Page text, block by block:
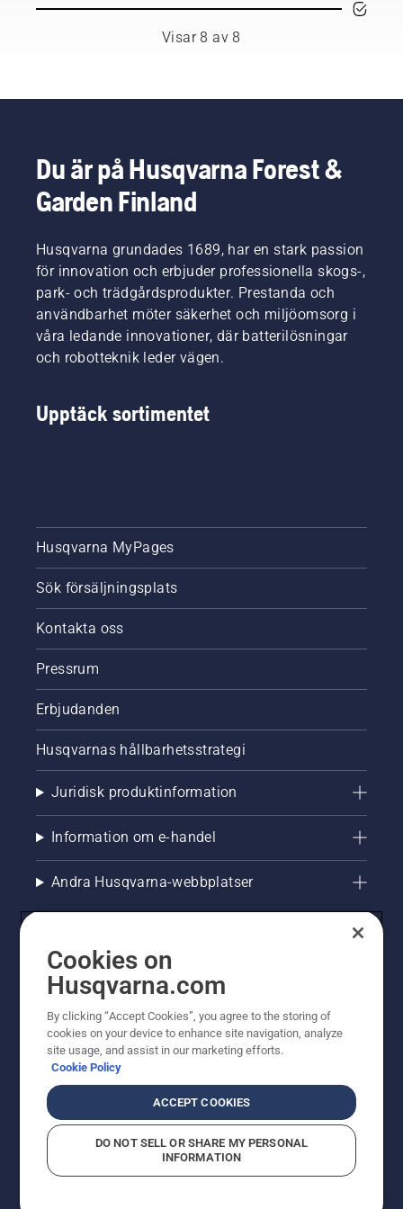
otroligt
krav på
föreskrifter
dig
förbättrar
utrustningen
på den
listan din
säkerhet
vid
arbete
med
motorsågar.
samtidigt
som det
ska du
beskära?
och vilka
verktyg
kan du
behöva?
För att
hjälpa
Visar 8 av 8
Du är på Husqvarna Forest &
Garden Finland
Husqvarna grundades 1689, har en stark passion
för innovation och erbjuder professionella skogs-,
park- och trädgårdsprodukter. Prestanda och
användbarhet möter säkerhet och miljöomsorg i
våra ledande innovationer, där batterilösningar
och robotteknik leder vägen.
Upptäck sortimentet
Husqvarna MyPages
Sök försäljningsplats
Kontakta oss
Pressrum
Erbjudanden
Husqvarnas hållbarhetsstrategi
Juridisk produktinformation
Information om e-handel
Andra Husqvarna-webbplatser
© Husqvarna AB (publ). All rights reserved. Priserna
som visas är rekommenderade cirkapriser. Alla angivna
priser är rekommenderade försäljningspriser (inkl.
moms) om inte produkten är tillgänglig för direkt köp.
CookiepolicyAnvändningsvillkor Sekretessmeddelande
Företagsinformation
Cookies on
Husqvarna.com
By clicking “Accept Cookies”, you agree to the storing of
cookies on your device to enhance site navigation, analyze
site usage, and assist in our marketing efforts.
Cookie Policy
ACCEPT COOKIES
DO NOT SELL OR SHARE MY PERSONAL
INFORMATION